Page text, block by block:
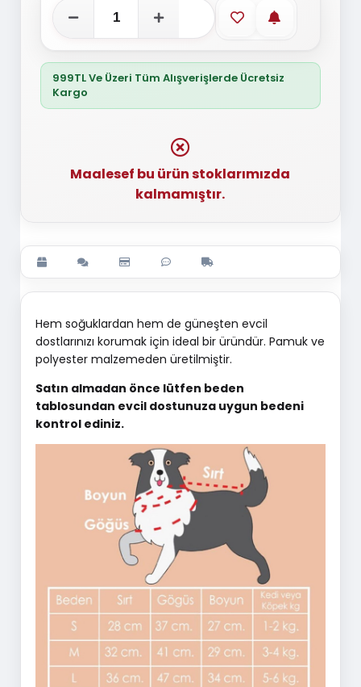
Favorilere ekle
Stoğa
999TL Ve Üzeri Tüm Alışverişlerde Ücretsiz
Kargo
Maalesef bu ürün stoklarımızda
kalmamıştır.
Hem soğuklardan hem de güneşten evcil
dostlarınızı korumak için ideal bir üründür. Pamuk ve
polyester malzemeden üretilmiştir.
Satın almadan önce lütfen beden
tablosundan evcil dostunuza uygun bedeni
kontrol ediniz.